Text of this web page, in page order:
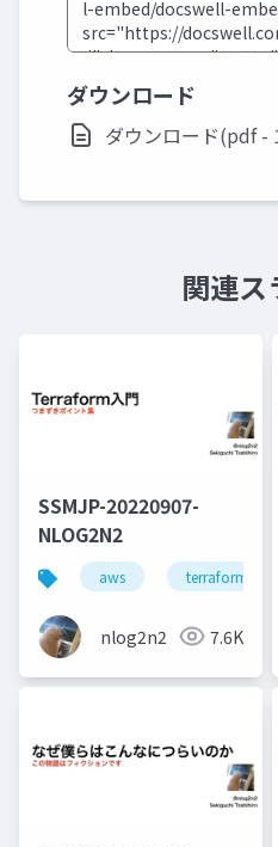
ダウンロード
ダウンロード(pdf -
関連ス
SSMJP-20220907-
NLOG2N2
aws terraform
nlog2n2 7.6K